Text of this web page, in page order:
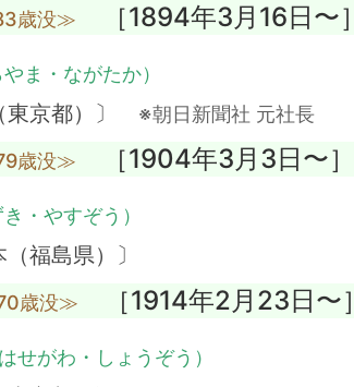
歳没≫ ［1894年3月16日〜］
やま・ながたか）
東京都）〕 ※朝日新聞社 元社長
歳没≫ ［1904年3月3日〜］
き・やすぞう）
福島県）〕
歳没≫ ［1914年2月23日〜］
はせがわ・しょうぞう）